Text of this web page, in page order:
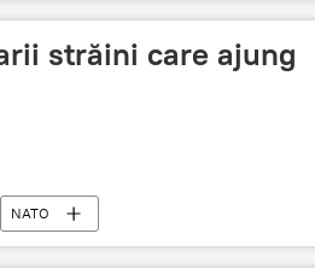
străini care ajung
NATO